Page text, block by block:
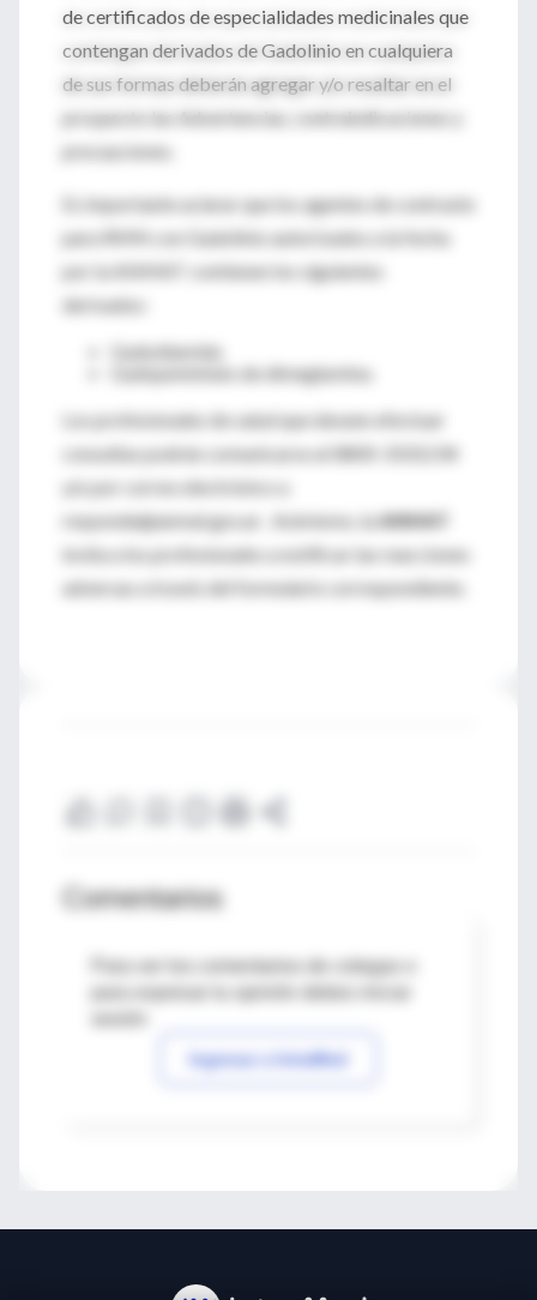
de certificados de especialidades medicinales que
contengan derivados de Gadolinio en cualquiera
de sus formas deberán agregar y/o resaltar en el
prospecto las Advertencias, contraindicaciones y
precauciones.
Es importante aclarar que los agentes de contraste
para RMN con Gadolinio autorizados a la fecha
por la ANMAT contienen los siguientes
derivados:
Gadodiamida
Gadopentetato de dimeglumina.
Los profesionales de salud que deseen efectuar
consultas podrán comunicarse al 0800-3331234
y/o por correo electrónico a
responde@anmat.gov.ar . Asimismo, laANMAT
invita a los profesionales a notificar las reacciones
adversas a través del formulario correspondiente.
Comentarios
Para ver los comentarios de colegas o
Ingresar a IntraMed